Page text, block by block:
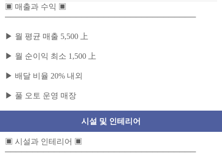
▣ 매출과 수익 ▣
───────────────────────────────────
▶ 월 평균 매출 5,500 上
▶ 월 순이익 최소 1,500 上
▶ 배달 비율 20% 내외
▶ 풀 오토 운영 매장
시설 및 인테리어
▣ 시설과 인테리어 ▣
───────────────────────────────────